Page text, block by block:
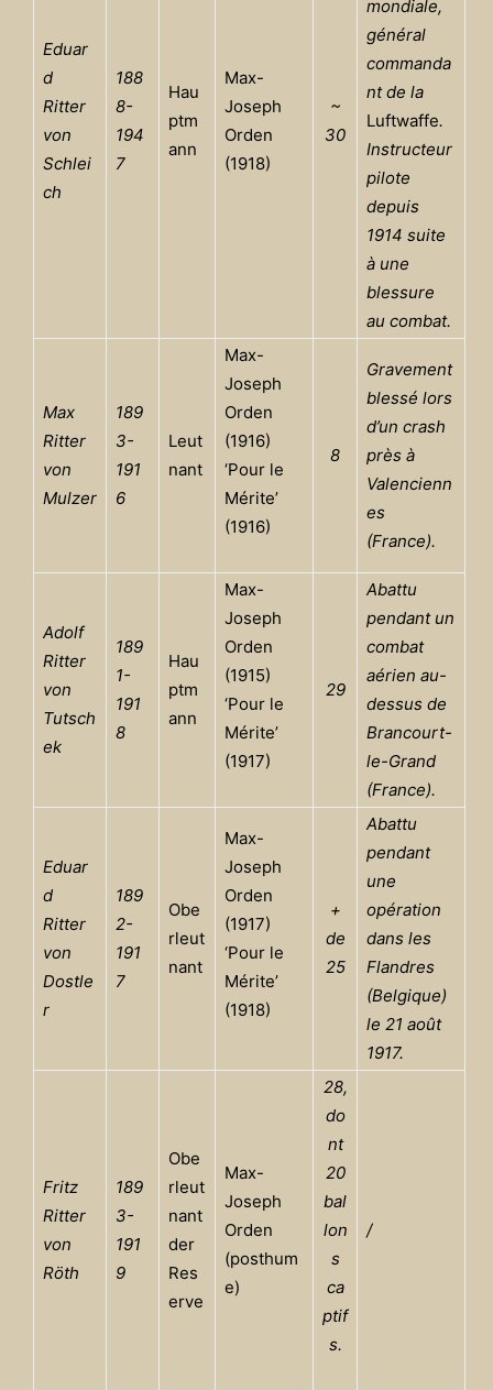
Eduar
d
Ritter
von
Schlei
ch
188
8-
194
7
Hau
ptm
ann
Max-
Joseph
Orden
(1918)
~
30
mondiale,
général
commanda
nt de la
Luftwaffe.
Instructeur
pilote
depuis
1914 suite
à une
blessure
au combat.
Max
Ritter
von
Mulzer
189
3-
191
6
Leut
nant
Max-
Joseph
Orden
(1916)
‘Pour le
Mérite’
(1916)
8
Gravement
blessé lors
d’un crash
près à
Valencienn
es
(France).
Adolf
Ritter
von
Tutsch
ek
189
1-
191
8
Hau
ptm
ann
Max-
Joseph
Orden
(1915)
‘Pour le
Mérite’
(1917)
29
Abattu
pendant un
combat
aérien au-
dessus de
Brancourt-
le-Grand
(France).
Eduar
d
Ritter
von
Dostle
r
189
2-
191
7
Obe
rleut
nant
Max-
Joseph
Orden
(1917)
‘Pour le
Mérite’
(1918)
+
de
25
Abattu
pendant
une
opération
dans les
Flandres
(Belgique)
le 21 août
1917.
Fritz
Ritter
von
Röth
189
3-
191
9
Obe
rleut
nant
der
Res
erve
Max-
Joseph
Orden
(posthum
e)
28,
do
nt
20
bal
lon
s
ca
ptif
s.
/